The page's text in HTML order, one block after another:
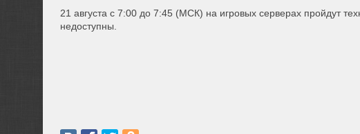
21 августа с 7:00 до 7:45 (МСК) на игровых серверах пройдут
недоступны.